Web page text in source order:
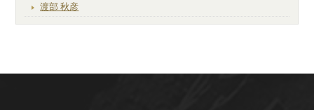
渡部 秋彦